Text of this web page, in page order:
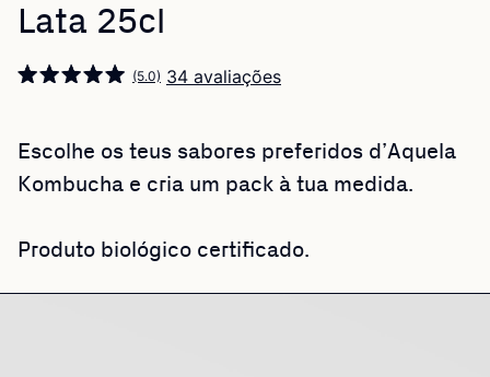
Lata 25cl
(5.0) 34 avaliações
Escolhe os teus sabores preferidos d’Aquela
Kombucha e cria um pack à tua medida.
Produto biológico certificado.